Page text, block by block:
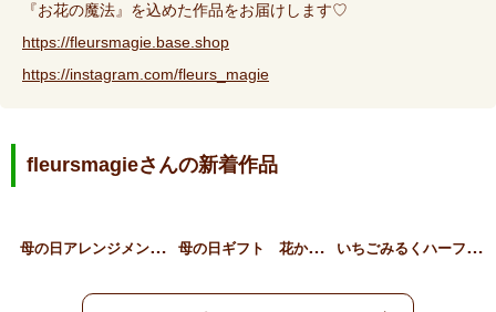
『お花の魔法』を込めた作品をお届けします♡
https://fleursmagie.base.shop
https://instagram.com/fleurs_magie
fleursmagieさんの新着作品
母
の日アレンジメント 花か… 母
の日ギフト 花かごピンク い
ちごみるくハーフリース